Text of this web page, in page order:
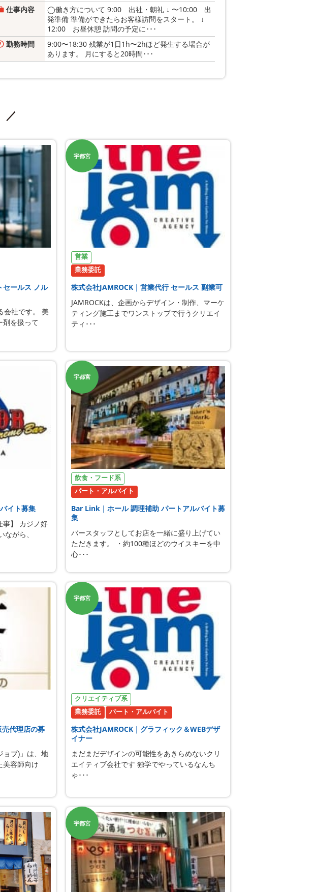
仕事内容
◯働き方について 9:00 出社・朝礼 ↓ 〜10:00 出
発準備 準備ができたらお客様訪問をスタート。 ↓
12:00 お昼休憩 訪問の予定に･･･
勤務時間
9:00〜18:30 残業が1日1h〜2hほど発生する場合が
あります。 月にすると20時間･･･
セールス ノル
会社です。 美
剤を扱って
宇都宮
営業
業務委託
株式会社JAMROCK｜営業代行 セールス 副業可
JAMROCKは、企画からデザイン・制作、マーケ
ティング施工までワンストップで行うクリエイ
ティ･･･
イト募集
事】 カジノ好
がら、
宇都宮
飲食・フード系
パート・アルバイト
Bar Link｜ホール 調理補助 パートアルバイト募
集
バースタッフとしてお店を一緒に盛り上げてい
ただきます。 ・約100種ほどのウイスキーを中
心･･･
代理店の募
ョブ)」は、地
美容師向け
宇都宮
クリエイティブ系
業務委託
パート・アルバイト
株式会社JAMROCK｜グラフィック＆WEBデザ
イナー
まだまだデザインの可能性をあきらめないクリ
エイティブ会社です 独学でやっているなんち
ゃ･･･
宇都宮